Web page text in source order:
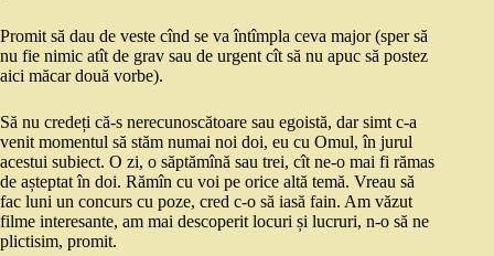
Promit să dau de veste cînd se va întîmpla ceva major (sper să
nu fie nimic atît de grav sau de urgent cît să nu apuc să postez
aici măcar două vorbe).
Să nu credeți că-s nerecunoscătoare sau egoistă, dar simt c-a
venit momentul să stăm numai noi doi, eu cu Omul, în jurul
acestui subiect. O zi, o săptămînă sau trei, cît ne-o mai fi rămas
de așteptat în doi. Rămîn cu voi pe orice altă temă. Vreau să
fac luni un concurs cu poze, cred c-o să iasă fain. Am văzut
filme interesante, am mai descoperit locuri și lucruri, n-o să ne
plictisim, promit.